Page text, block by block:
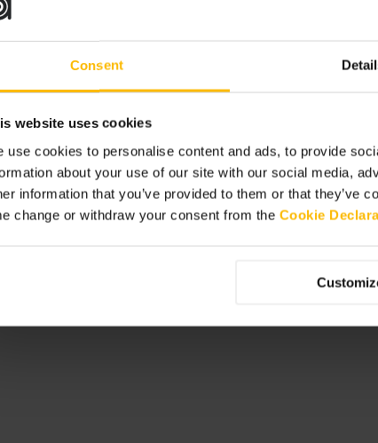
Consent
website uses cookies
use cookies to personalise content and ads, to provide
about your use of our site with our social media,
information that you’ve provided to them or that they’ve
change or withdraw your consent from the Cookie
احضر ملابس رياضية وحذاء مناسب ومنشفة، وتحقق من جدول
الموعد لبضعة دقائق لتأمين الخزينة والتسخين. بعد التمرين،
healthy-living/find-sports-facilities-and-pitches-dublin/sports-an
fitness-centre
ذا